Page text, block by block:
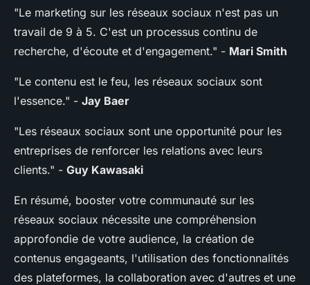
"Le marketing sur les réseaux sociaux n'est pas un
travail de 9 à 5. C'est un processus continu de
recherche, d'écoute et d'engagement." - Mari Smith
"Le contenu est le feu, les réseaux sociaux sont
l'essence." - Jay Baer
"Les réseaux sociaux sont une opportunité pour les
entreprises de renforcer les relations avec leurs
clients." - Guy Kawasaki
En résumé, booster votre communauté sur les
réseaux sociaux nécessite une compréhension
approfondie de votre audience, la création de
contenus engageants, l'utilisation des fonctionnalités
des plateformes, la collaboration avec d'autres et une